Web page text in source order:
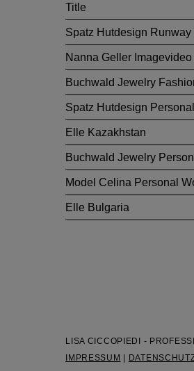
Title
Spatz Hutdesign
Nanna Geller Imagevideo
Buchwald Jewelry
Spatz Hutdesign
Elle Kazakhstan
Buchwald Jewelry
Model Celina Personal
Elle Bulgaria
LISA CICCOPIEDI -
IMPRESSUM |